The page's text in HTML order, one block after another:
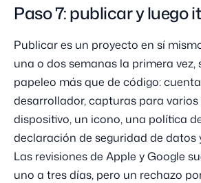
Paso 7: publicar y luego
Publicar es un proyecto en sí
una o dos semanas la primera vez,
papeleo más que de código:
desarrollador, capturas para
dispositivo, un icono, una política
declaración de seguridad de datos
Las revisiones de Apple y Google
uno a tres días, pero un rechazo